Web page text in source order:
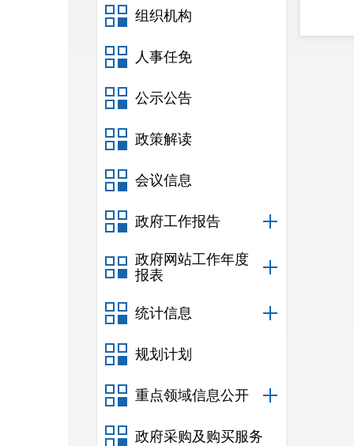
组织机构
人事任免
公示公告
政策解读
会议信息
政府工作报告
政府网站工作年度
报表
统计信息
规划计划
重点领域信息公开
政府采购及购买服务